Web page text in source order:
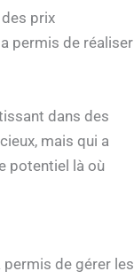
prix
permis de réaliser
dans des
mais qui a
potentiel là où
de gérer les